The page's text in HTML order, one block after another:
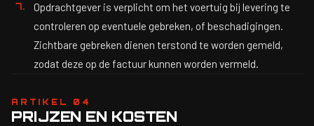
Opdrachtgever is verplicht om het voertuig bij levering te
controleren op eventuele gebreken, of beschadigingen.
Zichtbare gebreken dienen terstond te worden gemeld,
zodat deze op de factuur kunnen worden vermeld.
ARTIKEL 04
PRIJZEN EN KOSTEN